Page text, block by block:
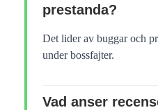
prestanda?
Det lider av buggar och
under bossfajter.
Vad anser